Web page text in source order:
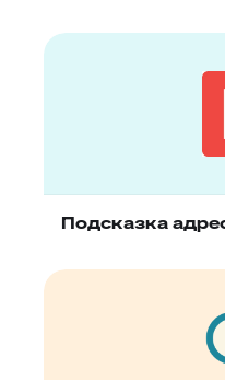
Подсказка